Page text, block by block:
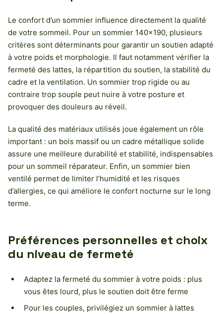
Le confort d’un sommier influence directement la qualité
de votre sommeil. Pour un sommier 140×190, plusieurs
critères sont déterminants pour garantir un soutien adapté
à votre poids et morphologie. Il faut notamment vérifier la
fermeté des lattes, la répartition du soutien, la stabilité du
cadre et la ventilation. Un sommier trop rigide ou au
contraire trop souple peut nuire à votre posture et
provoquer des douleurs au réveil.
La qualité des matériaux utilisés joue également un rôle
important : un bois massif ou un cadre métallique solide
assure une meilleure durabilité et stabilité, indispensables
pour un sommeil réparateur. Enfin, un sommier bien
ventilé permet de limiter l’humidité et les risques
d’allergies, ce qui améliore le confort nocturne sur le long
terme.
Préférences personnelles et choix
du niveau de fermeté
Adaptez la fermeté du sommier à votre poids : plus
vous êtes lourd, plus le soutien doit être ferme
Pour les couples, privilégiez un sommier à lattes